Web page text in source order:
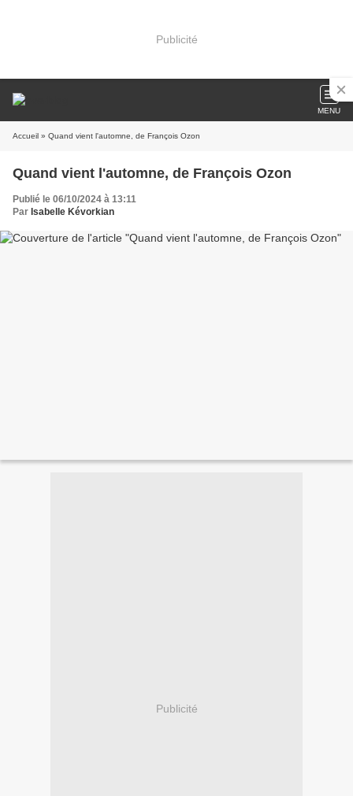
Publicité
MENU
Accueil » Quand vient l'automne, de François Ozon
Quand vient l'automne, de François Ozon
Publié le 06/10/2024 à 13:11
Par Isabelle Kévorkian
Publicité